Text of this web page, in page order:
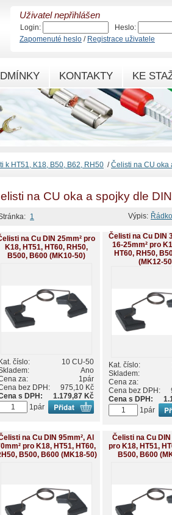
na CU oka a spojky dle
Výpis:
1
na Cu DIN 25mm² pro
K18, HT51, HT60, RH50,
B500, B600 (MK10-50)
Kat. číslo:
10 CU-50
Ano
za:
1pár
bez DPH:
975,10 Kč
s DPH:
1.179,87 Kč
1pár
Čelisti na Cu DIN
16-25mm² pro
HT60, RH50,
(MK12-
Kat. číslo:
Skladem:
Cena za:
Cena bez DPH:
Cena s DPH:
1pár
na Cu DIN 95mm², Al
pro K18, HT51, HT60,
B500, B600 (MK18-50)
Čelisti na Cu DIN
pro K18, HT51,
B500, B600
k HT51, K18, B50, B62, RH50 /Čelisti na CU oka
KONTAKTY KE
Uživatel nepřihlášen
Login:
Heslo:
Zapomenuté heslo / Registrace uživatele